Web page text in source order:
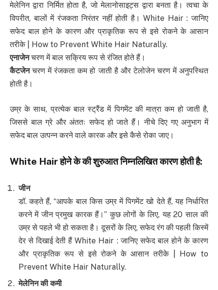
मेलेनिन द्वारा निर्मित होता है, जो मेलानोसाइट्स द्वारा बनता है। त्वचा के
विपरीत, बालों में रंजकता निरंतर नहीं होती है। White Hair : जानिए
सफेद बाल होने के कारण और प्राकृतिक रूप से इसे रोकने के आसान
तरीके | How to Prevent White Hair Naturally.
एनाजेनचरण में बाल सक्रिय रूप से रंजित होते हैं।
कैटजेनचरण में रंजकता कम हो जाती है और टेलोजेन चरण में अनुपस्थित
होती है।
उम्र के साथ, प्रत्येक बाल स्ट्रैंड में पिगमेंट की मात्रा कम हो जाती है,
जिससे बाल ग्रे और अंततः सफेद हो जाते हैं। नीचे दिए गए अनुभाग में
सफेद बाल उत्पन्न करने वाले कारक और इसे कैसे रोका जाए।
White Hairहोने के की शुरुआत निम्नलिखित कारण होती है:
जीन
डॉ. कहते हैं, “आपके बाल किस उम्र में पिगमेंट खो देते हैं, यह निर्धारित
करने में जीन प्रमुख कारक हैं।” कुछ लोगों के लिए, यह 20 साल की
उम्र से पहले भी हो सकता है। दूसरों के लिए, सफेद रंग की पहली किस्में
देर से दिखाई देती हैं White Hair : जानिए सफेद बाल होने के कारण
और प्राकृतिक रूप से इसे रोकने के आसान तरीके | How to
Prevent White Hair Naturally.
मेलेनिन की कमी